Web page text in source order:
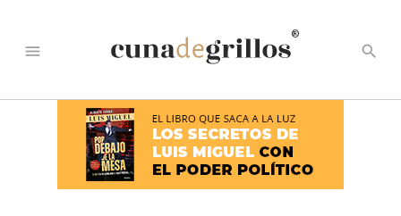
menu
®
search